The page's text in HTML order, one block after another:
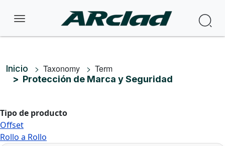
Ruta de navegación
Inicio Taxonomy Term
Protección de Marca y Seguridad
Tipo de producto
Offset
Rollo a Rollo